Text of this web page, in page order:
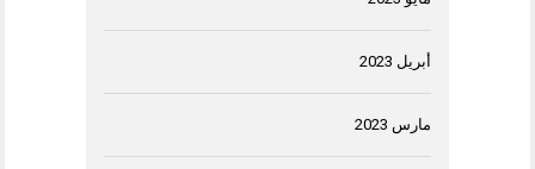
أبريل 2023
مارس 2023